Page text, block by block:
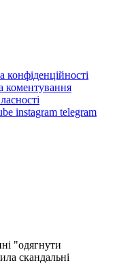
конфіденційності
коментування
instagram telegram
"одягнути
скандальні